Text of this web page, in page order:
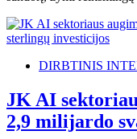
DIRBTINIS
JK AI
2,9 milijardo